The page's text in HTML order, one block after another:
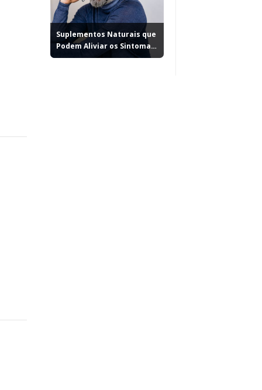
Suplementos Naturais que
Podem Aliviar os Sintomas
da...